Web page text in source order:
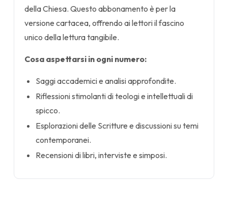
della Chiesa. Questo abbonamento è per la
versione cartacea, offrendo ai lettori il fascino
unico della lettura tangibile.
Cosa aspettarsi in ogni numero:
Saggi accademici e analisi approfondite.
Riflessioni stimolanti di teologi e intellettuali di
spicco.
Esplorazioni delle Scritture e discussioni su temi
contemporanei.
Recensioni di libri, interviste e simposi.